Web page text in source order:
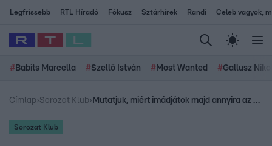
Legfrissebb RTL Híradó Fókusz Sztárhírek Randi Celeb vagyok,
# Babits Marcella #Szellő István # Most Wanted #Gallusz
Címlap›Sorozat Klub› Mutatjuk, miért imádjátok majd annyira az RTL Klub új sorozatait!
Sorozat Klub